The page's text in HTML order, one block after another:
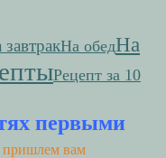
На обедНа
Рецепт за 10
первыми
вам